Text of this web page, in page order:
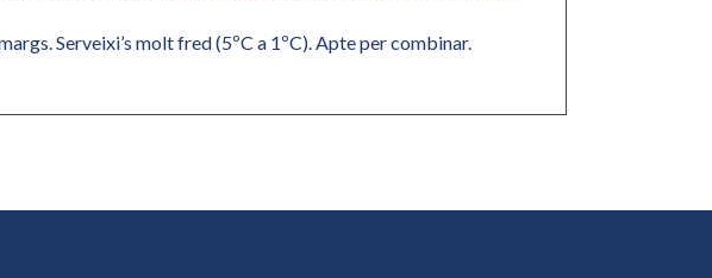
Serveixi’s molt fred (5ºC a 1ºC). Apte per combinar.